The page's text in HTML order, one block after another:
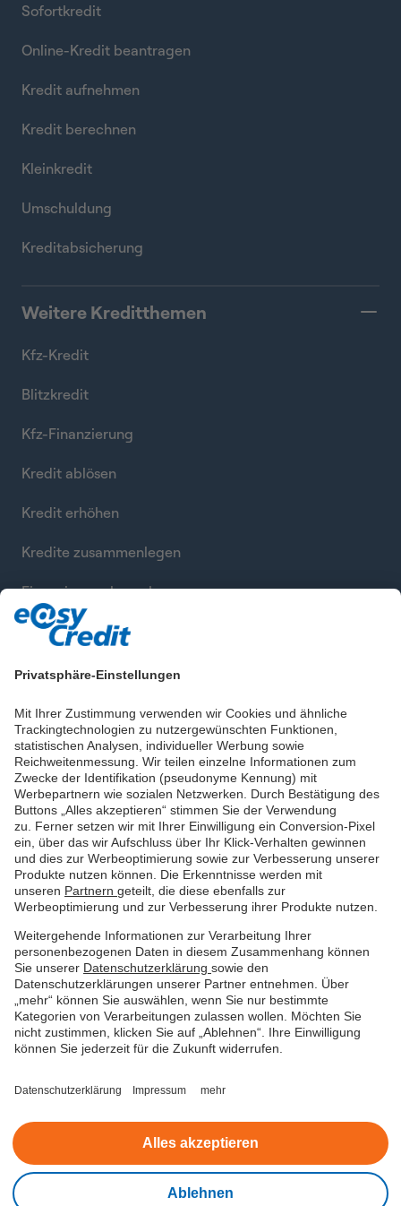
Privatsphäre-Einstellungen
Mit Ihrer Zustimmung verwenden wir Cookies und ähnliche
Trackingtechnologien zu nutzergewünschten Funktionen,
statistischen Analysen, individueller Werbung sowie
Reichweitenmessung. Wir teilen einzelne Informationen zum
Zwecke der Identifikation (pseudonyme Kennung) mit
Werbepartnern wie sozialen Netzwerken. Durch Bestätigung des
Buttons „Alles akzeptieren“ stimmen Sie der Verwendung
zu. Ferner setzen wir mit Ihrer Einwilligung ein Conversion-Pixel
ein, über das wir Aufschluss über Ihr Klick-Verhalten gewinnen
und dies zur Werbeoptimierung sowie zur Verbesserung unserer
Produkte nutzen können. Die Erkenntnisse werden mit
unseren Partnern geteilt, die diese ebenfalls zur
Werbeoptimierung und zur Verbesserung ihrer Produkte nutzen.
Weitergehende Informationen zur Verarbeitung Ihrer
personenbezogenen Daten in diesem Zusammenhang können
Sie unserer Datenschutzerklärung sowie den
Datenschutzerklärungen unserer Partner entnehmen. Über
„mehr“ können Sie auswählen, wenn Sie nur bestimmte
Kategorien von Verarbeitungen zulassen wollen. Möchten Sie
nicht zustimmen, klicken Sie auf „Ablehnen“. Ihre Einwilligung
können Sie jederzeit für die Zukunft widerrufen.
Datenschutzerklärung Impressum mehr
Ablehnen
Alles akzeptieren
Sofortkredit
Online-Kredit beantragen
Kredit aufnehmen
Kredit berechnen
Kleinkredit
Umschuldung
Kreditabsicherung
Weitere Kreditthemen
Kfz-Kredit
Blitzkredit
Kfz-Finanzierung
Kredit ablösen
Kredit erhöhen
Kredite zusammenlegen
Finanzierung berechnen
Datenschutz Nutzungsbedingungen Impressum